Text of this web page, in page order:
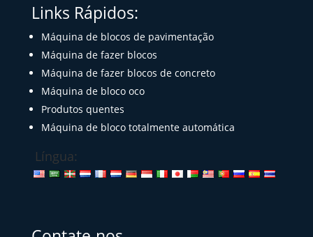
Links Rápidos:
Máquina de blocos de pavimentação
Máquina de fazer blocos
Máquina de fazer blocos de concreto
Máquina de bloco oco
Produtos quentes
Máquina de bloco totalmente automática
Língua: